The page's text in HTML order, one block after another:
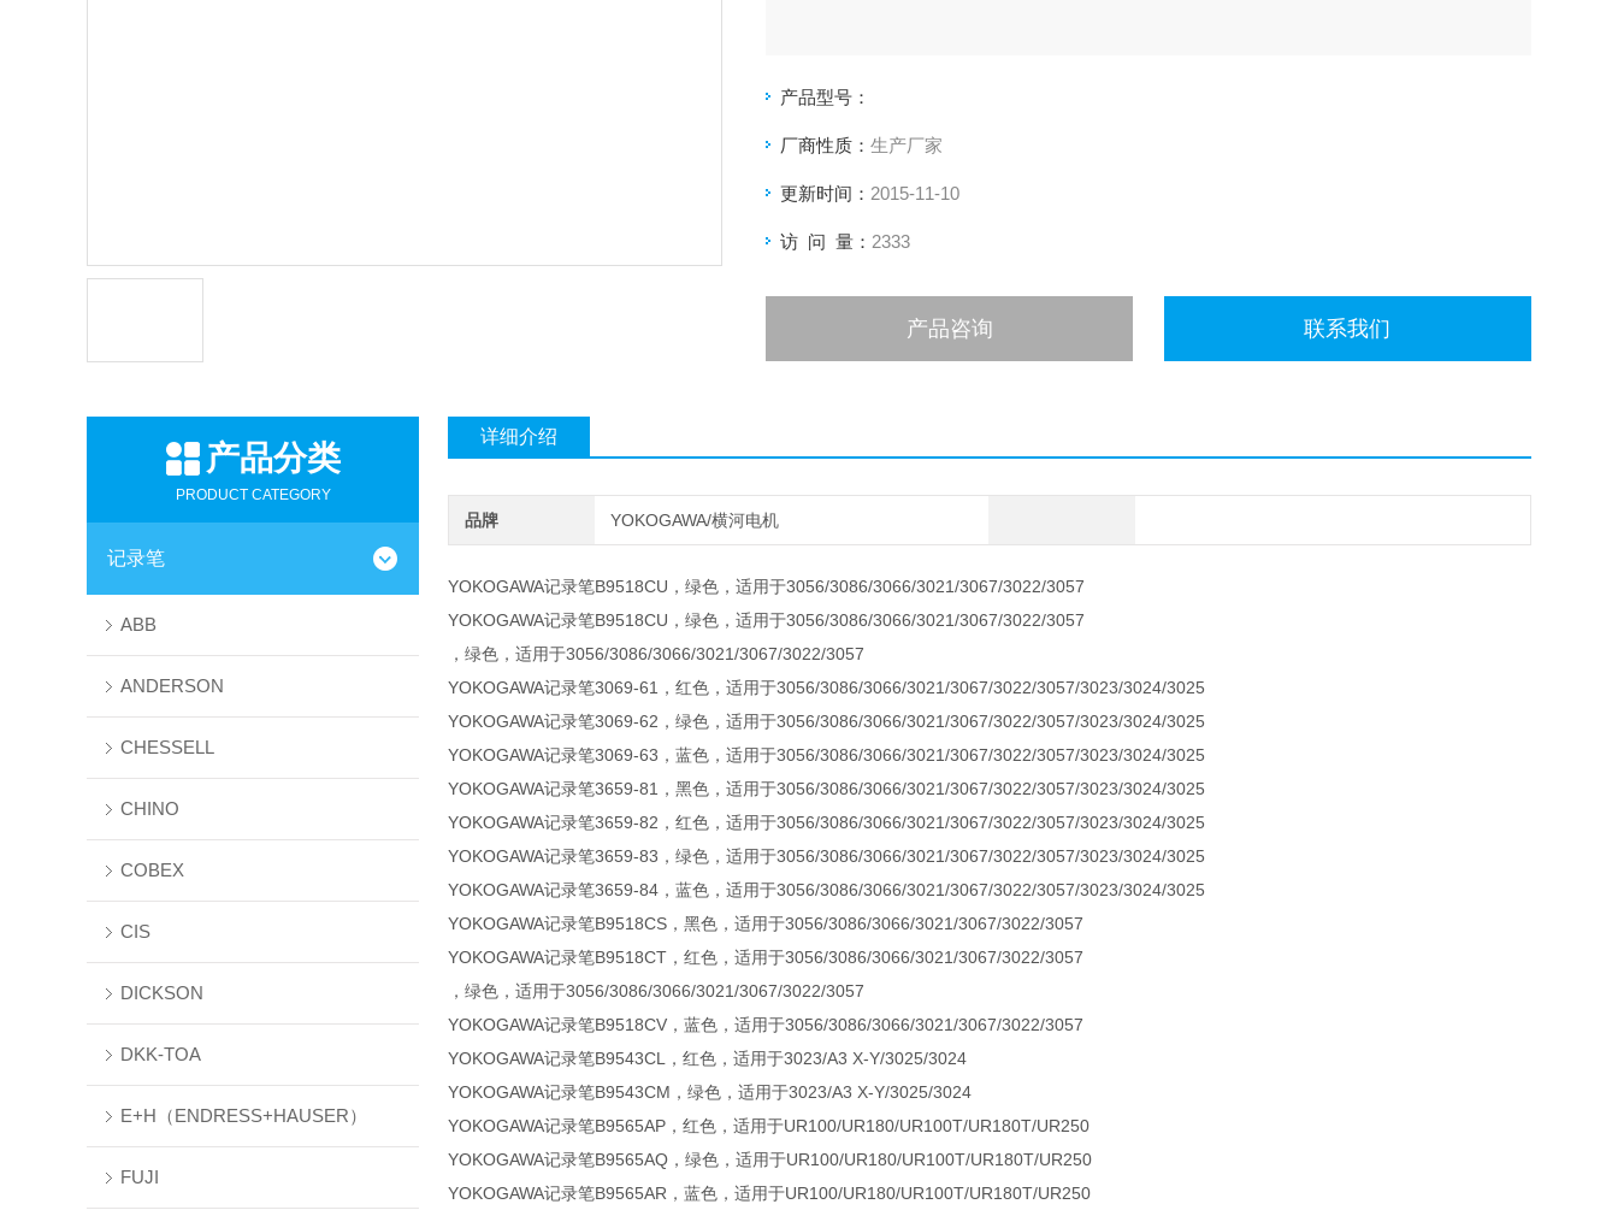
产品型号：
厂商性质： 生产厂家
更新时间： 2015-11-10
访 问 量： 2333
产品咨询 联系我们
产品分类
PRODUCT CATEGORY
记录笔
ABB
ANDERSON
CHESSELL
CHINO
COBEX
CIS
DICKSON
DKK-TOA
E+H（ENDRESS+HAUSER）
FUJI
详细介绍
品牌 YOKOGAWA/横河电机
YOKOGAWA记录笔B9518CU，绿色，适用于3056/3086/3066/3021/3067/3022/3057
YOKOGAWA记录笔B9518CU，绿色，适用于3056/3086/3066/3021/3067/3022/3057
，绿色，适用于3056/3086/3066/3021/3067/3022/3057
YOKOGAWA记录笔3069-61，红色，适用于3056/3086/3066/3021/3067/3022/3057/3023/3024/3025
YOKOGAWA记录笔3069-62，绿色，适用于3056/3086/3066/3021/3067/3022/3057/3023/3024/3025
YOKOGAWA记录笔3069-63，蓝色，适用于3056/3086/3066/3021/3067/3022/3057/3023/3024/3025
YOKOGAWA记录笔3659-81，黑色，适用于3056/3086/3066/3021/3067/3022/3057/3023/3024/3025
YOKOGAWA记录笔3659-82，红色，适用于3056/3086/3066/3021/3067/3022/3057/3023/3024/3025
YOKOGAWA记录笔3659-83，绿色，适用于3056/3086/3066/3021/3067/3022/3057/3023/3024/3025
YOKOGAWA记录笔3659-84，蓝色，适用于3056/3086/3066/3021/3067/3022/3057/3023/3024/3025
YOKOGAWA记录笔B9518CS，黑色，适用于3056/3086/3066/3021/3067/3022/3057
YOKOGAWA记录笔B9518CT，红色，适用于3056/3086/3066/3021/3067/3022/3057
，绿色，适用于3056/3086/3066/3021/3067/3022/3057
YOKOGAWA记录笔B9518CV，蓝色，适用于3056/3086/3066/3021/3067/3022/3057
YOKOGAWA记录笔B9543CL，红色，适用于3023/A3 X-Y/3025/3024
YOKOGAWA记录笔B9543CM，绿色，适用于3023/A3 X-Y/3025/3024
YOKOGAWA记录笔B9565AP，红色，适用于UR100/UR180/UR100T/UR180T/UR250
YOKOGAWA记录笔B9565AQ，绿色，适用于UR100/UR180/UR100T/UR180T/UR250
YOKOGAWA记录笔B9565AR，蓝色，适用于UR100/UR180/UR100T/UR180T/UR250